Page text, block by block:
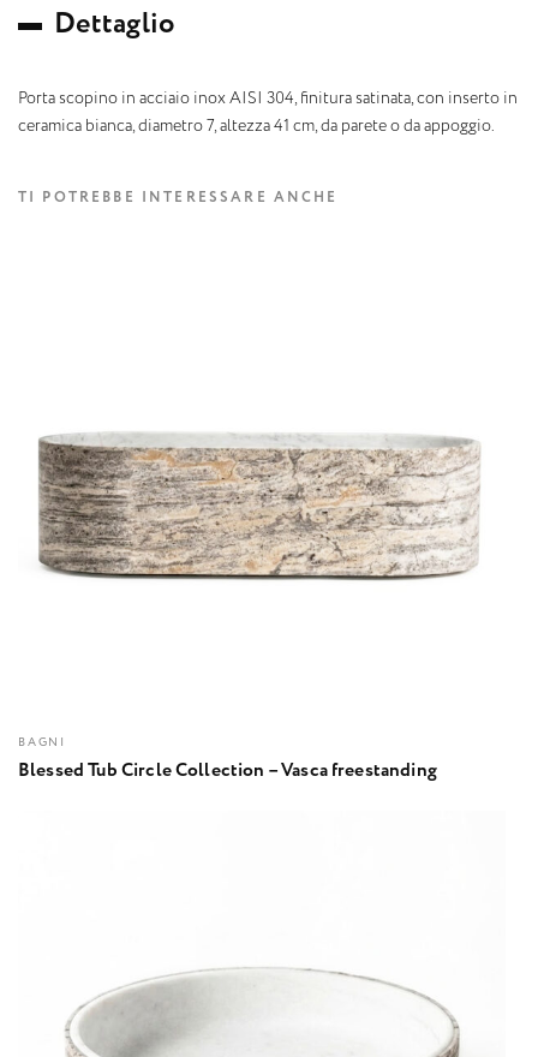
Dettaglio
Porta scopino in acciaio inox AISI 304, finitura satinata, con inserto in
ceramica bianca, diametro 7, altezza 41 cm, da parete o da appoggio.
TI POTREBBE INTERESSARE ANCHE
BAGNI
Blessed Tub Circle Collection – Vasca freestanding